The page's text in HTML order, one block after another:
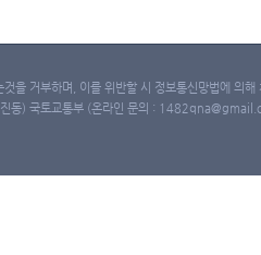
을 거부하며, 이를 위반할 시 정보통신망법에 의
동) 국토교통부 (온라인 문의 :